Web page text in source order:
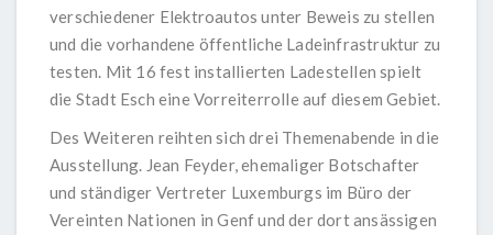
verschiedener Elektroautos unter Beweis zu stellen
und die vorhandene öffentliche Ladeinfrastruktur zu
testen. Mit 16 fest installierten Ladestellen spielt
die Stadt Esch eine Vorreiterrolle auf diesem Gebiet.
Des Weiteren reihten sich drei Themenabende in die
Ausstellung. Jean Feyder, ehemaliger Botschafter
und ständiger Vertreter Luxemburgs im Büro der
Vereinten Nationen in Genf und der dort ansässigen